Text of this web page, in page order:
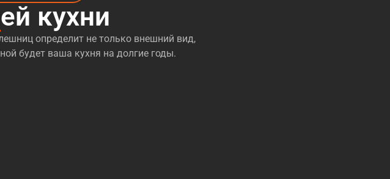
кухни
определит не только внешний вид,
будет ваша кухня на долгие годы.